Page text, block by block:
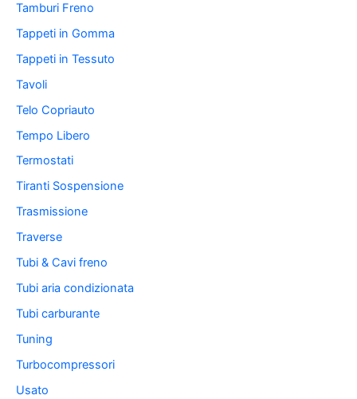
Tamburi Freno
Tappeti in Gomma
Tappeti in Tessuto
Tavoli
Telo Copriauto
Tempo Libero
Termostati
Tiranti Sospensione
Trasmissione
Traverse
Tubi & Cavi freno
Tubi aria condizionata
Tubi carburante
Tuning
Turbocompressori
Usato